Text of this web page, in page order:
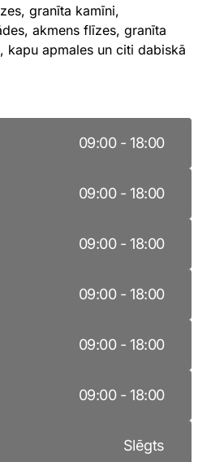
granīta kamīni,
akmens flīzes, granīta
kapu apmales un citi dabiskā
09:00- 18:00
09:00- 18:00
09:00- 18:00
09:00- 18:00
09:00- 18:00
09:00- 18:00
Slēgts